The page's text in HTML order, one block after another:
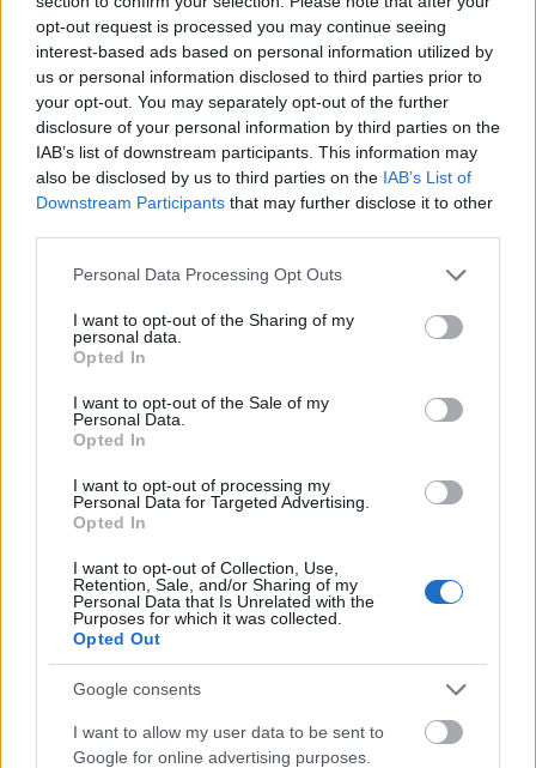
opt-out request is processed you may continue seeing
interest-based ads based on personal information utilized by
us or personal information disclosed to third parties prior to
your opt-out. You may separately opt-out of the further
disclosure of your personal information by third parties on the
IAB’s list of downstream participants. This information may
also be disclosed by us to third parties on the IAB’s List of
Downstream Participants that may further disclose it to other
Please note that this website/app uses one or more Google
not limited to your visit or usage behaviour. You may click to
grant or deny consent to Google and its third-party tags to
use your data for below specified purposes in below Google
consent section.
Personal Data Processing Opt Outs
I want to opt-out of the Sharing of my
personal data.
Opted In
I want to opt-out of the Sale of my
Personal Data.
Opted In
I want to opt-out of processing my
Personal Data for Targeted Advertising.
Opted In
I want to opt-out of Collection, Use,
Retention, Sale, and/or Sharing of my
Personal Data that Is Unrelated with the
Purposes for which it was collected.
Opted Out
Google consents
I want to allow my user data to be sent to
Google for online advertising purposes.
Στα «κόκκινα» η θερμοκρασία και την Πέμπτη – Έως 7
μποφόρ στο Αιγαίο Ζέστη διαρκείας: Στους 38°C η
ΑΝΑΡΤΗΘΗΚΕ ΑΠΟΣΤΈΛΛΑ ΛΊΤΑΙΝΑ 6 ΑΥΓΟΎΣΤΟΥ 2026